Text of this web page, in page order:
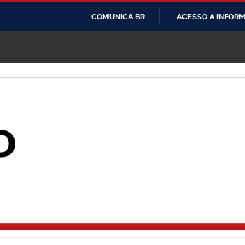
O
CONTEÚDO
COMUNICA BR ACESSO À